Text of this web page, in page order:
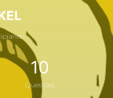
10
Questões